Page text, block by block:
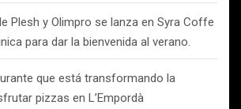
Plesh y Olimpro se lanza en Syra Coffe
para dar la bienvenida al verano.
que está transformando la
pizzas en L’Empordà